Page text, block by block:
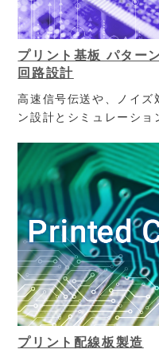
プリント基板 パター
回路設計
高速信号伝送や、ノイズ
ン設計とシミュレーショ
プリント配線板製造